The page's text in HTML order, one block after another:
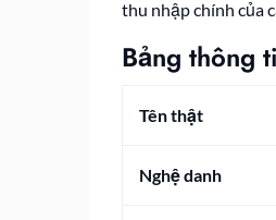
thu nhập chính của
Bảng thông
Tên thật
Nghệ danh